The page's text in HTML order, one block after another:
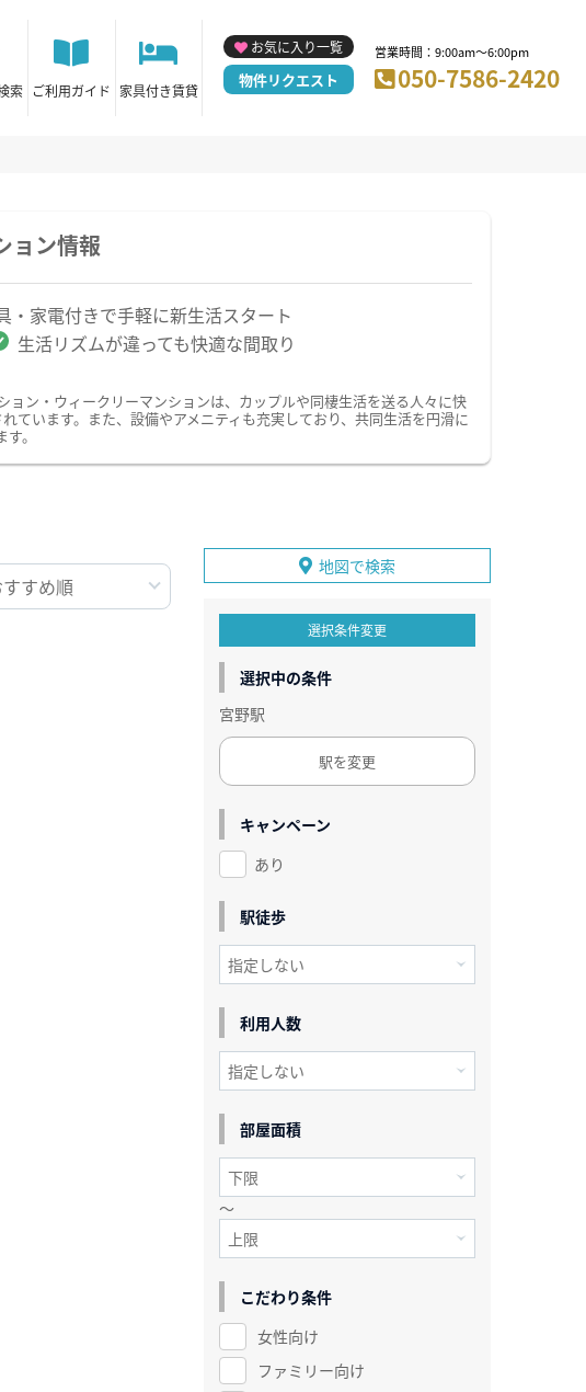
索 ご利用ガイド 家具付き賃貸
お気に入り一覧
物件リクエスト
営業時間：9:00am～6:00pm
050-7586-2420
ョン情報
・家電付きで手軽に新生活スタート
生活リズムが違っても快適な間取り
ン・ウィークリーマンションは、カップルや同棲生活を送る人々に快
ています。また、設備やアメニティも充実しており、共同生活を円滑に
。
地図で検索
選択条件変更
選択中の条件
宮野駅
駅を変更
キャンペーン
あり
駅徒歩
利用人数
部屋面積
～
こだわり条件
女性向け
ファミリー向け